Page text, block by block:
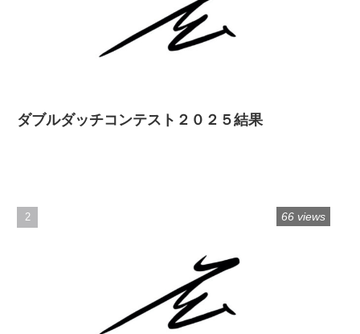
ダブルダッチコンテスト２０２５結果
66 views